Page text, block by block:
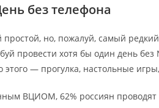
без телефона
но, пожалуй, самый
провести хотя бы один день без
этого — прогулка, настольные
ВЦИОМ, 62% россиян проводят